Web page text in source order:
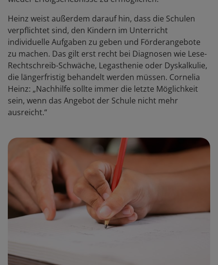
Heinz weist außerdem darauf hin, dass die Schulen
verpflichtet sind, den Kindern im Unterricht
individuelle Aufgaben zu geben und Förderangebote
zu machen. Das gilt erst recht bei Diagnosen wie Lese-
Rechtschreib-Schwäche, Legasthenie oder Dyskalkulie,
die längerfristig behandelt werden müssen. Cornelia
Heinz: „Nachhilfe sollte immer die letzte Möglichkeit
sein, wenn das Angebot der Schule nicht mehr
ausreicht.“